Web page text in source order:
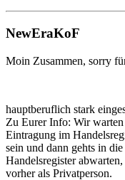
NewEraKoF
Moin Zusammen, sorry
hauptberuflich stark
Zu Eurer Info: Wir
Eintragung im
sein und dann gehts in
Handelsregister
vorher als Privatperson.